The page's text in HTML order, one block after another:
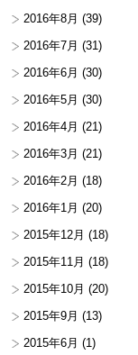
2016年8月 (39)
2016年7月 (31)
2016年6月 (30)
2016年5月 (30)
2016年4月 (21)
2016年3月 (21)
2016年2月 (18)
2016年1月 (20)
2015年12月 (18)
2015年11月 (18)
2015年10月 (20)
2015年9月 (13)
2015年6月 (1)